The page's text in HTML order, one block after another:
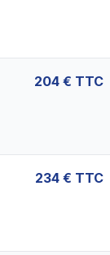
204 € TTC
234 € TTC